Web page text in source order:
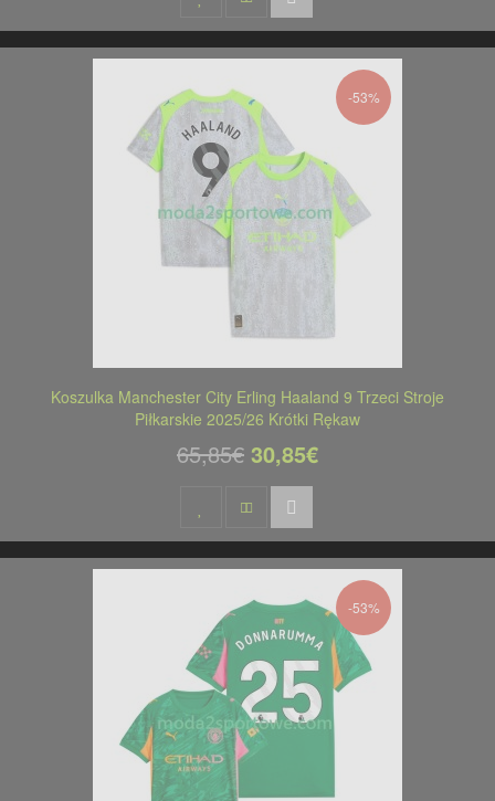
-53%
Koszulka Manchester City Erling Haaland 9 Trzeci Stroje
Piłkarskie 2025/26 Krótki Rękaw
65,85€ 30,85€
-53%